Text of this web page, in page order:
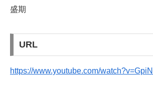
盛期
URL
https://www.youtube.com/